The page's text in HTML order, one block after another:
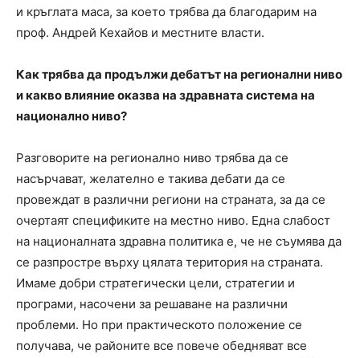
и кръглата маса, за което трябва да благодарим на
проф. Андрей Кехайов и местните власти.
Как трябва да продължи дебатът на регионални ниво
и какво влияние оказва на здравната система на
национално ниво?
Разговорите на регионално ниво трябва да се
насърчават, желателно е такива дебати да се
провеждат в различни региони на страната, за да се
очертаят спецификите на местно ниво. Една слабост
на националната здравна политика е, че не съумява да
се разпростре върху цялата територия на страната.
Имаме добри стратегически цели, стратегии и
програми, насочени за решаване на различни
проблеми. Но при практическото положение се
получава, че районите все повече обедняват все